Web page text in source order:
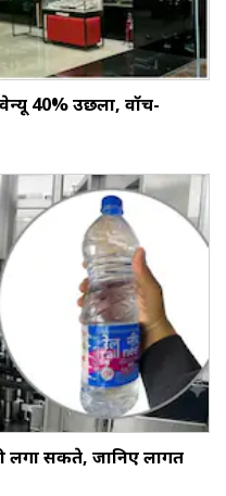
40% उछला, वॉच-
लगा सकते, जानिए लागत